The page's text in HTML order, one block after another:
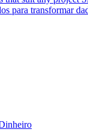
para transformar